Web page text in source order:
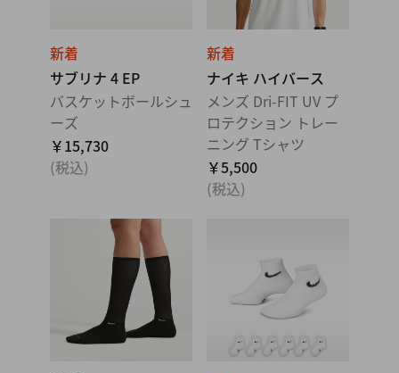
新着
サブリナ 4 EP
バスケットボールシュ
ーズ
￥15,730
(税込)
新着
ナイキ ハイバース
メンズ Dri-FIT UV プ
ロテクション トレー
ニング Tシャツ
￥5,500
(税込)